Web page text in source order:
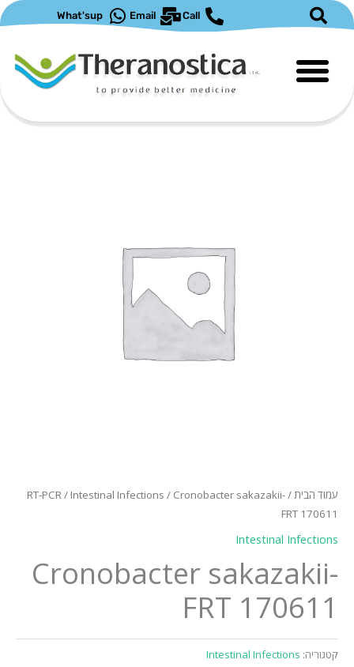
Call
Email
What'sup
עמוד הבית/
RT-PCR/ Intestinal Infections / Cronobacter sakazakii-
FRT 170611
Intestinal Infections
Cronobacter sakazakii-
FRT 170611
קטגוריה: Intestinal Infections